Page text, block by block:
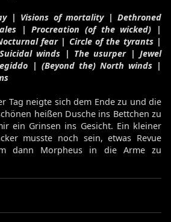
| Visions of mortality | Dethroned
| Procreation (of the wicked) |
fear | Circle of the tyrants |
winds | The usurper | Jewel
| (Beyond the) North winds |
Tag neigte sich dem Ende zu und die
heißen Dusche ins Bettchen zu
ein Grinsen ins Gesicht. Ein kleiner
musste noch sein, etwas Revue
dann Morpheus in die Arme zu